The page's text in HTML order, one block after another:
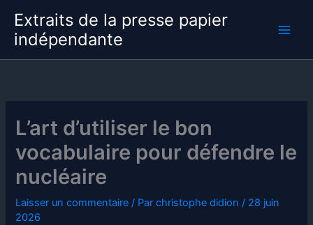
contenu
Extraits de la presse papier
indépendante
L’art d’utiliser le bon
vocabulaire pour défendre le
nucléaire
Laisser un commentaire / Parchristophe didion / 28 juin
2026